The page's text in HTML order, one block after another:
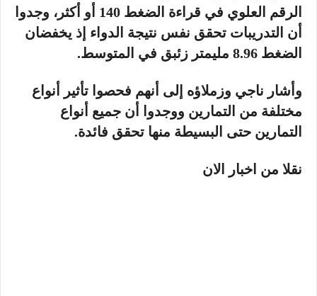
الرقم العلوي في قراءة الضغط 140 أو أكثر، وجدوا
أن التدريبات تحقق نفس نتيجة الدواء إذ يخفضان
الضغط 8.96 مليمتر زئبق في المتوسط.
وأشار ناجي وزملاؤه إلى أنهم فحصوا تأثير أنواع
مختلفة من التمارين ووجدوا أن جميع أنواع
التمارين حتى البسيطة منها تحقق فائدة.
نقلا من اخبار الان